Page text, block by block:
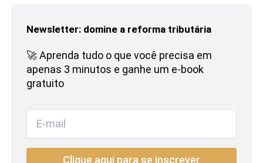
Newsletter: domine a reforma tributária
🚀 Aprenda tudo o que você precisa em
apenas 3 minutos e ganhe um e-book
gratuito